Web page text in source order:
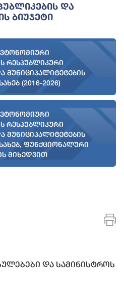
Და
Ბიუჯეტი
რესპუბლიკური
მუნიციპალიტეტების
(2016-2026)
რესპუბლიკური
მუნიციპალიტეტების
ფუნქციონალური
მიხედვით
და სამინისტროს